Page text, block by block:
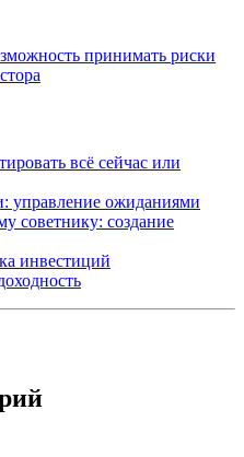
принимать риски
всё сейчас или
управление ожиданиями
советнику: создание
инвестиций